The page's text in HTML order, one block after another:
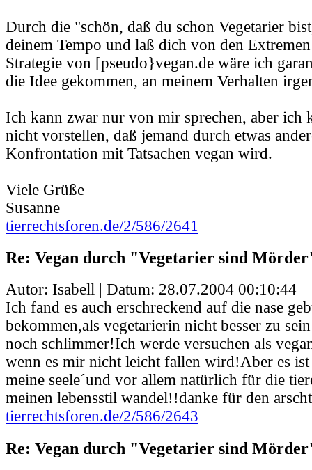
Durch die "schön, daß du schon Vegetarier
deinem Tempo und laß dich von den
Strategie von [pseudo}vegan.de wäre ich
die Idee gekommen, an meinem Verhalten
Ich kann zwar nur von mir sprechen, aber ich
nicht vorstellen, daß jemand durch etwas
Konfrontation mit Tatsachen vegan wird.
Viele Grüße
Susanne
tierrechtsforen.de/2/586/2641
Re: Vegan durch "Vegetarier sind
Autor: Isabell | Datum: 28.07.2004 00:10:44
Ich fand es auch erschreckend auf die nase
bekommen,als vegetarierin nicht besser zu
noch schlimmer!Ich werde versuchen als
wenn es mir nicht leicht fallen wird!Aber es
meine seele´und vor allem natürlich für die
meinen lebensstil wandel!!danke für den
tierrechtsforen.de/2/586/2643
Re: Vegan durch "Vegetarier sind